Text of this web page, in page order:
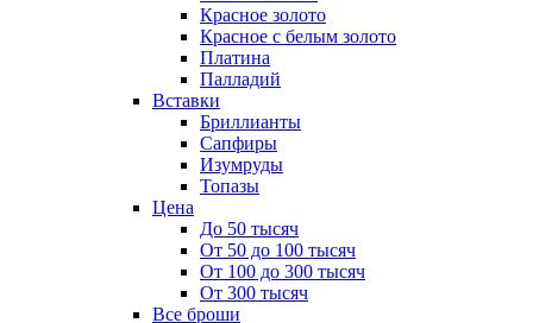
Красное золото
Красное с белым золото
Платина
Палладий
Вставки
Бриллианты
Сапфиры
Изумруды
Топазы
Цена
До 50 тысяч
От 50 до 100 тысяч
От 100 до 300 тысяч
От 300 тысяч
Все броши